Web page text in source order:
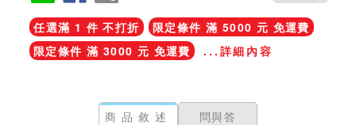
任選滿 1 件 不打折
限定條件 滿 5000 元 免運費
限定條件 滿 3000 元 免運費
...詳細內容
商品敘述 問與答